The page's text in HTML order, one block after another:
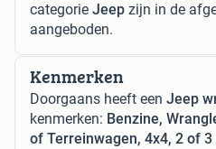
categorie Jeep zijn in de
aangeboden.
Kenmerken
Doorgaans heeft een Jeep
kenmerken: Benzine,
of Terreinwagen, 4x4, 2 of